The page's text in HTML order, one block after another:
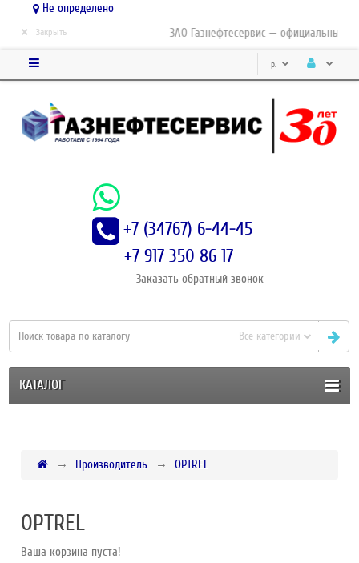
Не определено
ЗАО Газнефтесервис — официальный
× Закрыть
р.
+7 (34767) 6-44-45
+7 917 350 86 17
Заказать обратный звонок
Все категории
КАТАЛОГ
Производитель OPTREL
OPTREL
Ваша корзина пуста!